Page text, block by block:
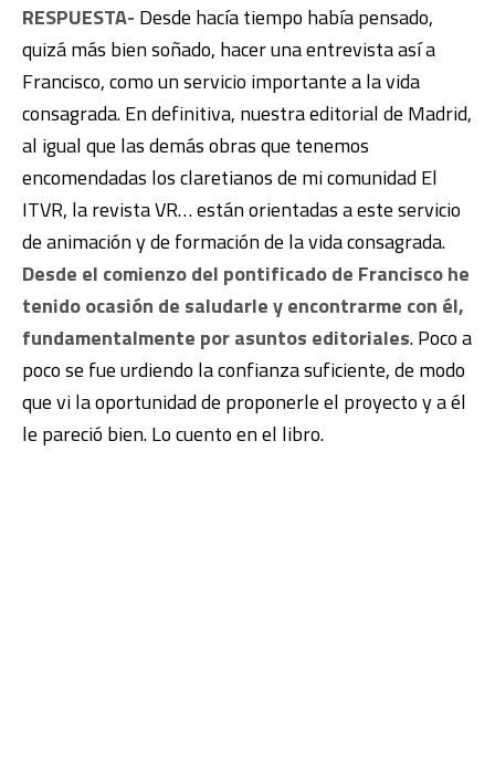
RESPUESTA- Desde hacía tiempo había pensado,
quizá más bien soñado, hacer una entrevista así a
Francisco, como un servicio importante a la vida
consagrada. En definitiva, nuestra editorial de Madrid,
al igual que las demás obras que tenemos
encomendadas los claretianos de mi comunidad El
ITVR, la revista VR… están orientadas a este servicio
de animación y de formación de la vida consagrada.
Desde el comienzo del pontificado de Francisco he
tenido ocasión de saludarle y encontrarme con él,
fundamentalmente por asuntos editoriales. Poco a
poco se fue urdiendo la confianza suficiente, de modo
que vi la oportunidad de proponerle el proyecto y a él
le pareció bien. Lo cuento en el libro.